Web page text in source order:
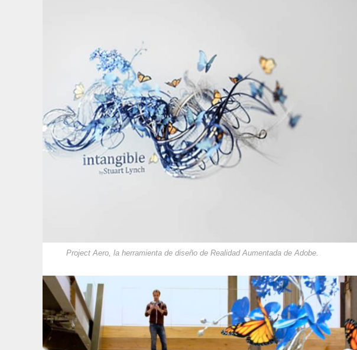
Project Aero, la herramienta de diseño de Realidad Aumentada de Adobe.